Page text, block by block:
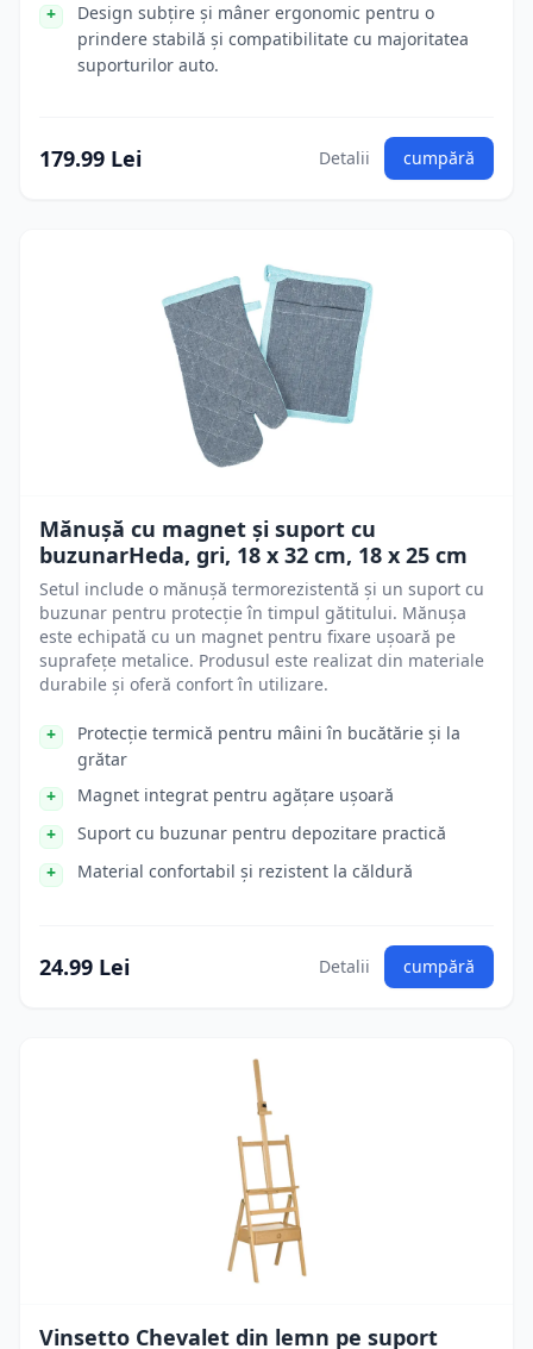
Design subțire și mâner ergonomic pentru o
prindere stabilă și compatibilitate cu majoritatea
suporturilor auto.
179.99 Lei Detalii cumpără
Mănușă cu magnet și suport cu
buzunarHeda, gri, 18 x 32 cm, 18 x 25 cm
Setul include o mănușă termorezistentă și un suport cu
buzunar pentru protecție în timpul gătitului. Mănușa
este echipată cu un magnet pentru fixare ușoară pe
suprafețe metalice. Produsul este realizat din materiale
durabile și oferă confort în utilizare.
Protecție termică pentru mâini în bucătărie și la
grătar
Magnet integrat pentru agățare ușoară
Suport cu buzunar pentru depozitare practică
Material confortabil și rezistent la căldură
24.99 Lei Detalii cumpără
Vinsetto Chevalet din lemn pe suport